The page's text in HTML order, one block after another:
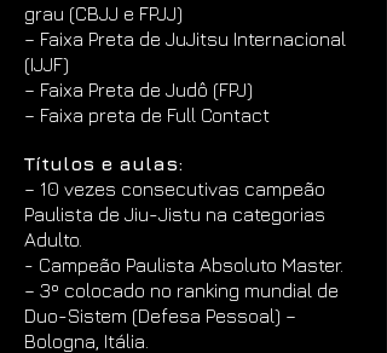
grau (CBJJ e FPJJ)
– Faixa Preta de JuJitsu Internacional
(IJJF)
– Faixa Preta de Judô (FPJ)
– Faixa preta de Full Contact
Títulos e aulas:
– 10 vezes consecutivas campeão
Paulista de Jiu-Jistu na categorias
Adulto.
- Campeão Paulista Absoluto Master.
– 3º colocado no ranking mundial de
Duo-Sistem (Defesa Pessoal) –
Bologna, Itália.